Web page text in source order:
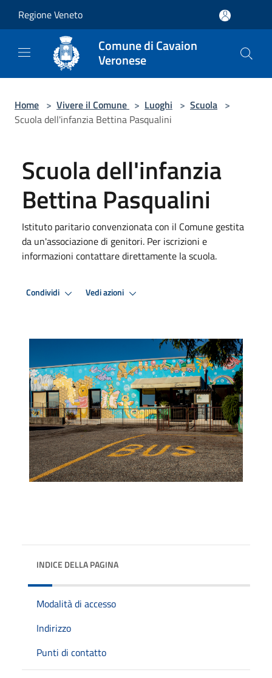
Regione Veneto
Comune di Cavaion
Veronese
Home > Vivere il Comune > Luoghi > Scuola >
Scuola dell'infanzia Bettina Pasqualini
Scuola dell'infanzia
Bettina Pasqualini
Istituto paritario convenzionata con il Comune gestita
da un'associazione di genitori. Per iscrizioni e
informazioni contattare direttamente la scuola.
Condividi Vedi azioni
INDICE DELLA PAGINA
Modalità di accesso
Indirizzo
Punti di contatto